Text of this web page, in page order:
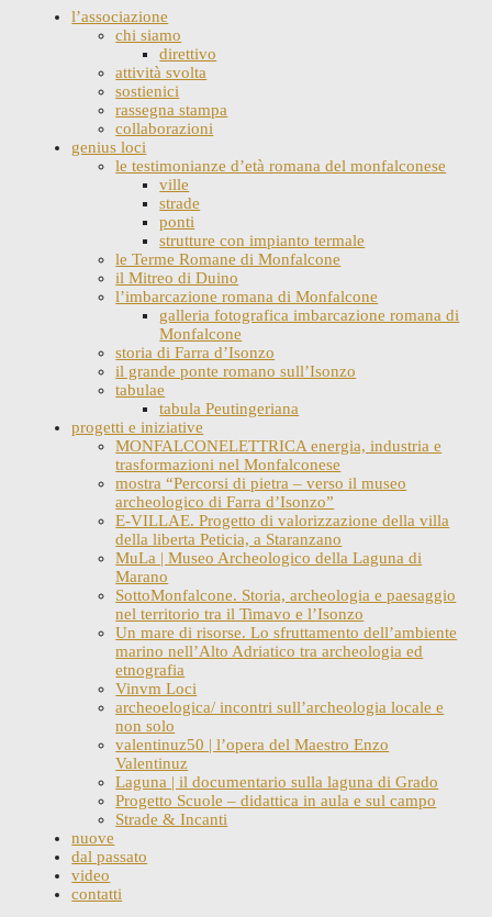
l’associazione
chi siamo
direttivo
attività svolta
sostienici
rassegna stampa
collaborazioni
genius loci
le testimonianze d’età romana del monfalconese
ville
strade
ponti
strutture con impianto termale
le Terme Romane di Monfalcone
il Mitreo di Duino
l’imbarcazione romana di Monfalcone
galleria fotografica imbarcazione romana di
Monfalcone
storia di Farra d’Isonzo
il grande ponte romano sull’Isonzo
tabulae
tabula Peutingeriana
progetti e iniziative
MONFALCONELETTRICA energia, industria e
trasformazioni nel Monfalconese
mostra “Percorsi di pietra – verso il museo
archeologico di Farra d’Isonzo”
E-VILLAE. Progetto di valorizzazione della villa
della liberta Peticia, a Staranzano
MuLa | Museo Archeologico della Laguna di
Marano
SottoMonfalcone. Storia, archeologia e paesaggio
nel territorio tra il Timavo e l’Isonzo
Un mare di risorse. Lo sfruttamento dell’ambiente
marino nell’Alto Adriatico tra archeologia ed
etnografia
Vinvm Loci
archeoelogica/ incontri sull’archeologia locale e
non solo
valentinuz50 | l’opera del Maestro Enzo
Valentinuz
Laguna | il documentario sulla laguna di Grado
Progetto Scuole – didattica in aula e sul campo
Strade & Incanti
nuove
dal passato
video
contatti